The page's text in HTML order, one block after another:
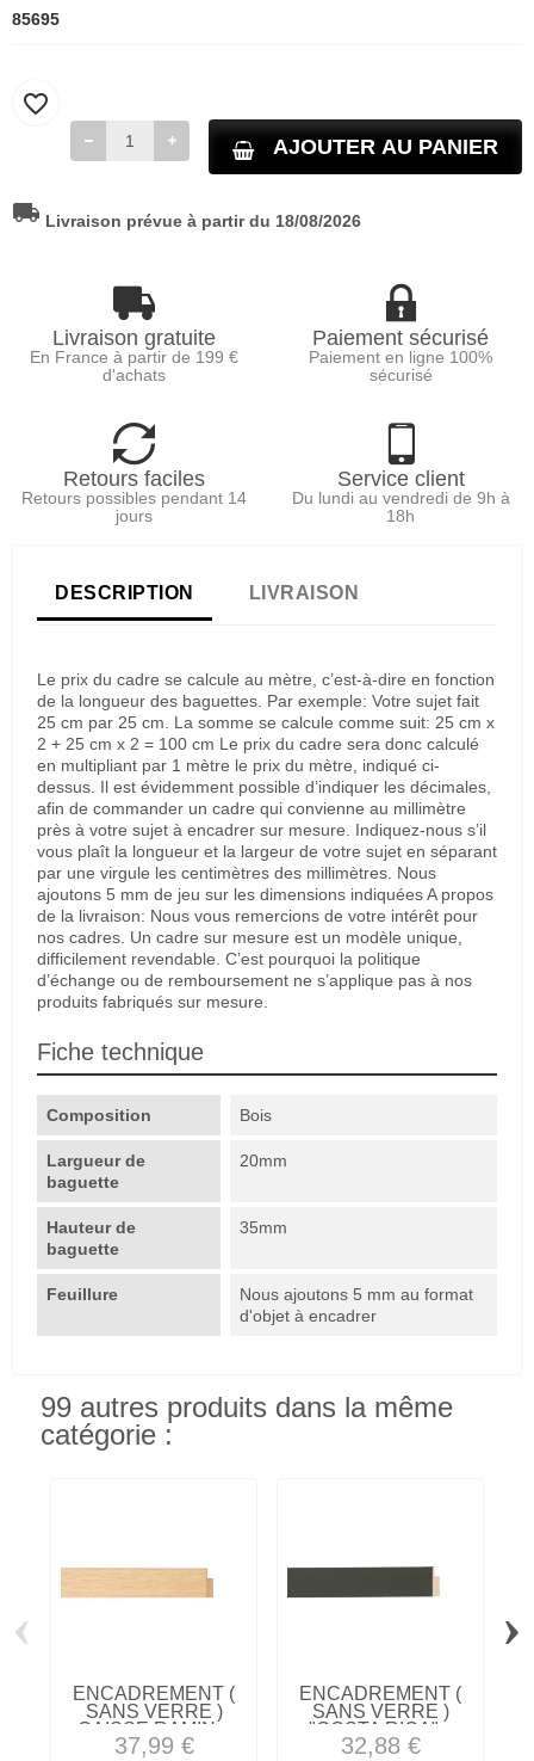
85695
AJOUTER AU PANIER
favorite_border
local_shipping Livraison prévue à partir du 18/08/2026
Livraison gratuite
En France à partir de 199 €
d'achats
Paiement sécurisé
Paiement en ligne 100%
sécurisé
Retours faciles
Retours possibles pendant 14
jours
Service client
Du lundi au vendredi de 9h à
18h
DESCRIPTION LIVRAISON
Le prix du cadre se calcule au mètre, c’est-à-dire en fonction
de la longueur des baguettes. Par exemple: Votre sujet fait
25 cm par 25 cm. La somme se calcule comme suit: 25 cm x
2 + 25 cm x 2 = 100 cm Le prix du cadre sera donc calculé
en multipliant par 1 mètre le prix du mètre, indiqué ci-
dessus. Il est évidemment possible d’indiquer les décimales,
afin de commander un cadre qui convienne au millimètre
près à votre sujet à encadrer sur mesure. Indiquez-nous s’il
vous plaît la longueur et la largeur de votre sujet en séparant
par une virgule les centimètres des millimètres. Nous
ajoutons 5 mm de jeu sur les dimensions indiquées A propos
de la livraison: Nous vous remercions de votre intérêt pour
nos cadres. Un cadre sur mesure est un modèle unique,
difficilement revendable. C’est pourquoi la politique
d’échange ou de remboursement ne s’applique pas à nos
produits fabriqués sur mesure.
Fiche technique
Composition Bois
Largueur de
baguette
20mm
Hauteur de
baguette
35mm
Feuillure
Nous ajoutons 5 mm au format
d'objet à encadrer
99 autres produits dans la même
catégorie :
ENCADREMENT (
SANS VERRE )
CAISSE RAMIN...
37,99 €
ENCADREMENT (
SANS VERRE )
"COSTA RICA"...
32,88 €
‹ ›